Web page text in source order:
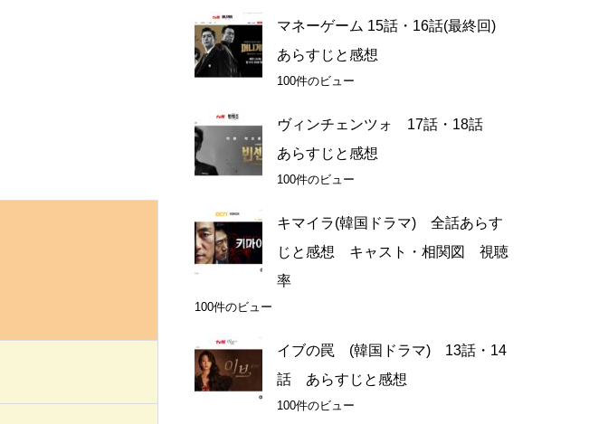
マネーゲーム 15話・16話(最終回)
あらすじと感想
100件のビュー
ヴィンチェンツォ 17話・18話
あらすじと感想
100件のビュー
キマイラ(韓国ドラマ) 全話あらす
じと感想 キャスト・相関図 視聴
率
100件のビュー
イブの罠 (韓国ドラマ) 13話・14
話 あらすじと感想
100件のビュー